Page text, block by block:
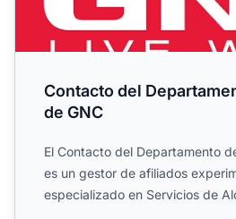
Contacto del
de GNC
El Contacto del Departamento
es un gestor de afiliados
especializado en Servicios de